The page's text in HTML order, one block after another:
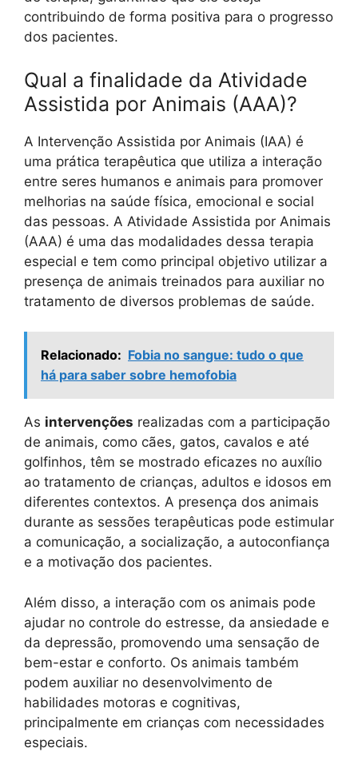
contribuindo de forma positiva para o progresso
dos pacientes.
Qual a finalidade da Atividade
Assistida por Animais (AAA)?
A Intervenção Assistida por Animais (IAA) é
uma prática terapêutica que utiliza a interação
entre seres humanos e animais para promover
melhorias na saúde física, emocional e social
das pessoas. A Atividade Assistida por Animais
(AAA) é uma das modalidades dessa terapia
especial e tem como principal objetivo utilizar a
presença de animais treinados para auxiliar no
tratamento de diversos problemas de saúde.
Relacionado: Fobia no sangue: tudo o que
há para saber sobre hemofobia
As intervenções realizadas com a participação
de animais, como cães, gatos, cavalos e até
golfinhos, têm se mostrado eficazes no auxílio
ao tratamento de crianças, adultos e idosos em
diferentes contextos. A presença dos animais
durante as sessões terapêuticas pode estimular
a comunicação, a socialização, a autoconfiança
e a motivação dos pacientes.
Além disso, a interação com os animais pode
ajudar no controle do estresse, da ansiedade e
da depressão, promovendo uma sensação de
bem-estar e conforto. Os animais também
podem auxiliar no desenvolvimento de
habilidades motoras e cognitivas,
principalmente em crianças com necessidades
especiais.